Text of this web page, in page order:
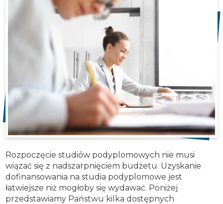
Rozpoczęcie studiów podyplomowych nie musi
wiązać się z nadszarpnięciem budżetu. Uzyskanie
dofinansowania na studia podyplomowe jest
łatwiejsze niż mogłoby się wydawać. Poniżej
przedstawiamy Państwu kilka dostępnych